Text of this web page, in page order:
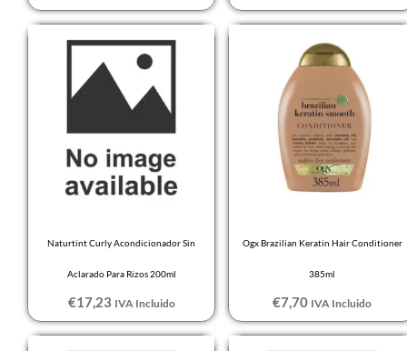
Naturtint Curly Acondicionador Sin
Aclarado Para Rizos 200ml
€17,23 IVA Incluido
Ogx Brazilian Keratin Hair Conditioner
385ml
€7,70 IVA Incluido